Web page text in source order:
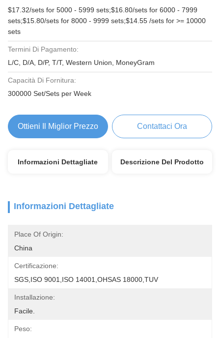
$17.32/sets for 5000 - 5999 sets;$16.80/sets for 6000 - 7999
sets;$15.80/sets for 8000 - 9999 sets;$14.55 /sets for >= 10000
sets
Termini Di Pagamento:
L/C, D/A, D/P, T/T, Western Union, MoneyGram
Capacità Di Fornitura:
300000 Set/Sets per Week
Ottieni Il Miglior Prezzo Contattaci Ora
Informazioni Dettagliate Descrizione Del Prodotto
Informazioni Dettagliate
Place Of Origin:
China
Certificazione:
SGS,ISO 9001,ISO 14001,OHSAS 18000,TUV
Installazione:
Facile.
Peso: